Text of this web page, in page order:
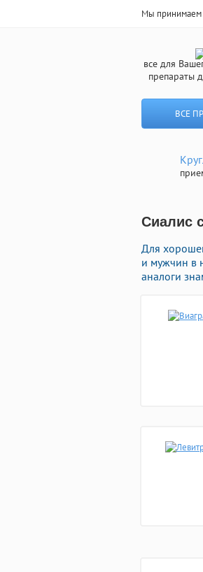
Мы принимаем
все для
препараты
ВСЕ
Сиалис
Для
и мужчин в
аналоги